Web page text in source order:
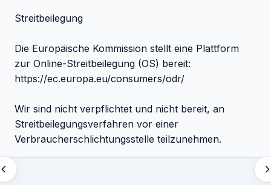
Streitbeilegung
Die Europäische Kommission stellt eine Plattform
zur Online-Streitbeilegung (OS) bereit:
https://ec.europa.eu/consumers/odr/
Wir sind nicht verpflichtet und nicht bereit, an
Streitbeilegungsverfahren vor einer
Verbraucherschlichtungsstelle teilzunehmen.